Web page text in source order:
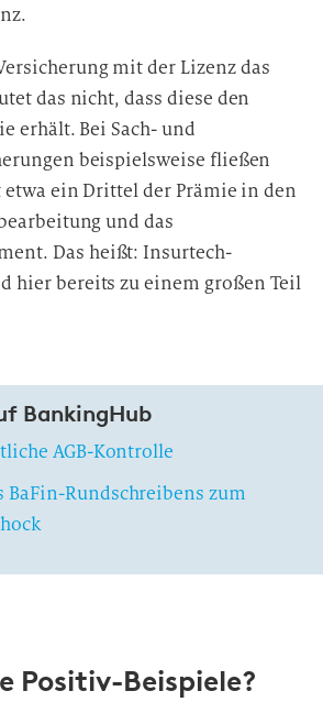
mit der Lizenz das
das nicht, dass diese den
erhält. Bei Sach- und
beispielsweise fließen
etwa ein Drittel der Prämie in den
und das
Das heißt: Insurtech-
hier bereits zu einem großen Teil
BankingHub
AGB-Kontrolle
BaFin-Rundschreibens zum
Positiv-Beispiele?